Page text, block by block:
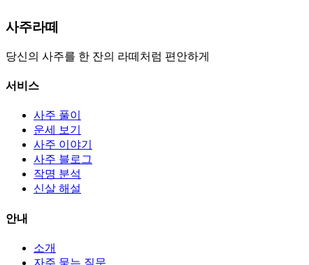
사주라떼
당신의 사주를 한 잔의 라떼처럼 편안하게
서비스
사주 풀이
운세 보기
사주 이야기
사주 블로그
작명 분석
신살 해설
안내
소개
자주 묻는 질문